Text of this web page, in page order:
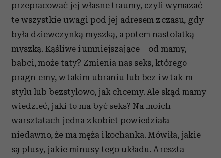
przepracować jej własne traumy, czyli wymazać
te wszystkie uwagi pod jej adresem z czasu, gdy
była dziewczynką myszką, a potem nastolatką
myszką. Kąśliwe i umniejszające – od mamy,
babci, może taty? Zmienia nas seks, którego
pragniemy, w takim ubraniu lub bez i w takim
stylu lub bezstylowo, jak chcemy. Ale skąd mamy
wiedzieć, jaki to ma być seks? Na moich
warsztatach jedna z kobiet powiedziała
niedawno, że ma męża i kochanka. Mówiła, jakie
są plusy, jakie minusy tego układu. A reszta